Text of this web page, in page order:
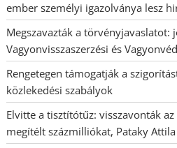
ember személyi igazolványa lesz
Megszavazták a törvényjavaslatot:
Vagyonvisszaszerzési és
Rengetegen támogatják a
közlekedési szabályok
Elvitte a tisztítótűz: visszavonták
megítélt százmilliókat, Pataky